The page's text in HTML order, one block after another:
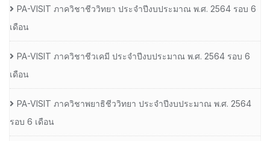
PA-VISIT ภาควิชาชีววิทยา ประจำปีงบประมาณ พ.ศ. 2564 รอบ 6
เดือน
PA-VISIT ภาควิชาชีวเคมี ประจำปีงบประมาณ พ.ศ. 2564 รอบ 6
เดือน
PA-VISIT ภาควิชาพยาธิชีววิทยา ประจำปีงบประมาณ พ.ศ. 2564
รอบ 6 เดือน